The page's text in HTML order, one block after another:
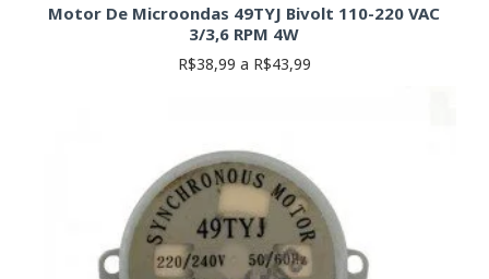
Motor De Microondas 49TYJ Bivolt 110-220 VAC
3/3,6 RPM 4W
R$38,99 a R$43,99